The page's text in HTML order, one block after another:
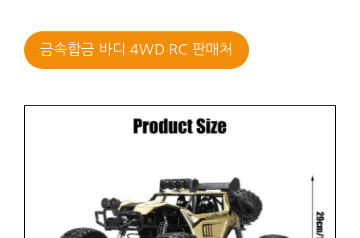
금속합금 바디 4WD RC 판매처